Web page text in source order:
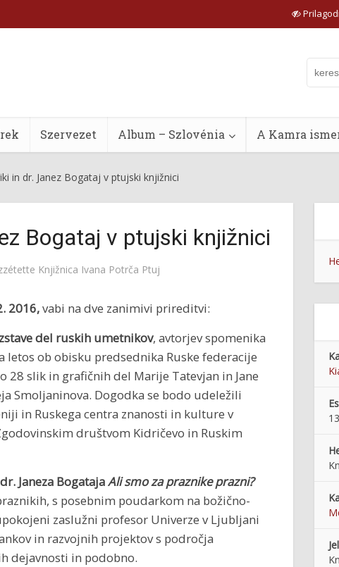
Szervezet Album – Szlovénia A Kamra
in dr. Janez Bogataj v ptujski knjižnici
Bogataj v ptujski knjižnici
Knjižnica Ivana Potrča Ptuj
2016,vabi na dve zanimivi prireditvi:
del ruskih umetnikov, avtorjev spomenika
ob obisku predsednika Ruske federacije
28 slik in grafičnih del Marije Tatevjan in Jane
Smoljaninova. Dogodka se bodo udeležili
in Ruskega centra znanosti in kulture v
društvom Kidričevo in Ruskim
Janeza BogatajaAli smo za praznike prazni?
s posebnim poudarkom na božično-
zaslužni profesor Univerze v Ljubljani
in razvojnih projektov s področja
dejavnosti in podobno.